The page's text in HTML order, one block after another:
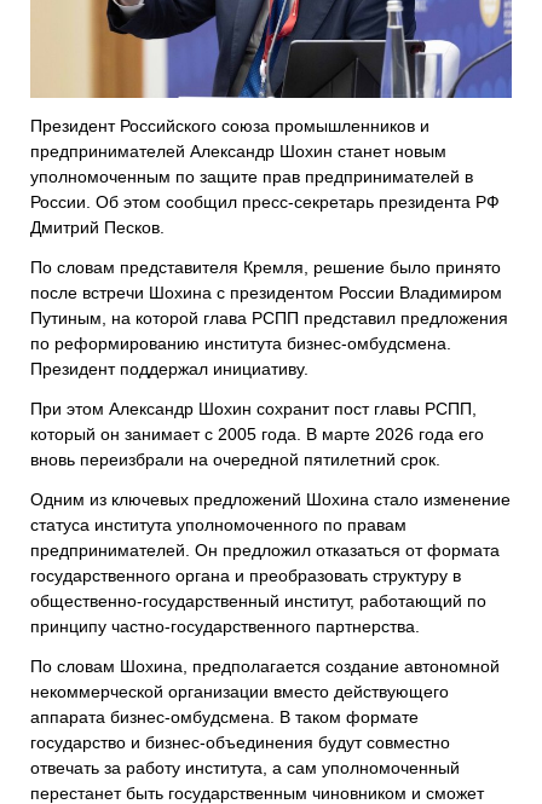
Президент Российского союза промышленников и
предпринимателей Александр Шохин станет новым
уполномоченным по защите прав предпринимателей в
России. Об этом сообщил пресс-секретарь президента РФ
Дмитрий Песков.
По словам представителя Кремля, решение было принято
после встречи Шохина с президентом России Владимиром
Путиным, на которой глава РСПП представил предложения
по реформированию института бизнес-омбудсмена.
Президент поддержал инициативу.
При этом Александр Шохин сохранит пост главы РСПП,
который он занимает с 2005 года. В марте 2026 года его
вновь переизбрали на очередной пятилетний срок.
Одним из ключевых предложений Шохина стало изменение
статуса института уполномоченного по правам
предпринимателей. Он предложил отказаться от формата
государственного органа и преобразовать структуру в
общественно-государственный институт, работающий по
принципу частно-государственного партнерства.
По словам Шохина, предполагается создание автономной
некоммерческой организации вместо действующего
аппарата бизнес-омбудсмена. В таком формате
государство и бизнес-объединения будут совместно
отвечать за работу института, а сам уполномоченный
перестанет быть государственным чиновником и сможет